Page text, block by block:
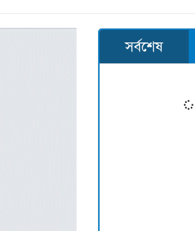
সর্বশেষ